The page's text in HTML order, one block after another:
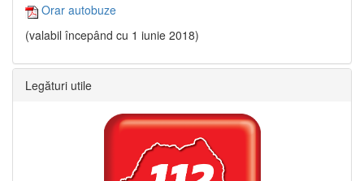
Orar autobuze
(valabil începând cu 1 iunie 2018)
Legături utile